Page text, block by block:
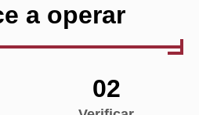
a operar
02